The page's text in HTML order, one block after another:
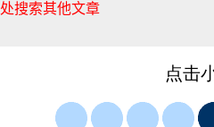
处搜索其他文章